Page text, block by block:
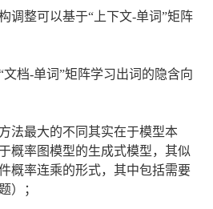
调整可以基于“上下文-单词”矩阵
档-单词”矩阵学习出词的隐含向
法最大的不同其实在于模型本
概率图模型的生成式模型，其似
概率连乘的形式，其中包括需要
）；